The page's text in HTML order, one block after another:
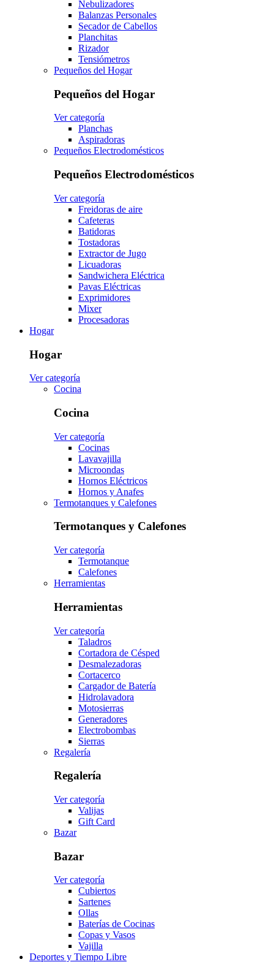
Nebulizadores
Balanzas Personales
Secador de Cabellos
Planchitas
Rizador
Tensiómetros
Pequeños del Hogar
Pequeños del Hogar
Ver categoría
Planchas
Aspiradoras
Pequeños Electrodomésticos
Pequeños Electrodomésticos
Ver categoría
Freidoras de aire
Cafeteras
Batidoras
Tostadoras
Extractor de Jugo
Licuadoras
Sandwichera Eléctrica
Pavas Eléctricas
Exprimidores
Mixer
Procesadoras
Hogar
Hogar
Ver categoría
Cocina
Cocina
Ver categoría
Cocinas
Lavavajilla
Microondas
Hornos Eléctricos
Hornos y Anafes
Termotanques y Calefones
Termotanques y Calefones
Ver categoría
Termotanque
Calefones
Herramientas
Herramientas
Ver categoría
Taladros
Cortadora de Césped
Desmalezadoras
Cortacerco
Cargador de Batería
Hidrolavadora
Motosierras
Generadores
Electrobombas
Sierras
Regalería
Regalería
Ver categoría
Valijas
Gift Card
Bazar
Bazar
Ver categoría
Cubiertos
Sartenes
Ollas
Baterías de Cocinas
Copas y Vasos
Vajilla
Deportes y Tiempo Libre